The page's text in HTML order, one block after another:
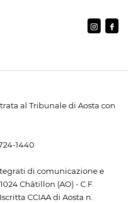
al Tribunale di Aosta con
1440
di comunicazione e
Châtillon (AO) - C.F.
CCIAA di Aosta n.